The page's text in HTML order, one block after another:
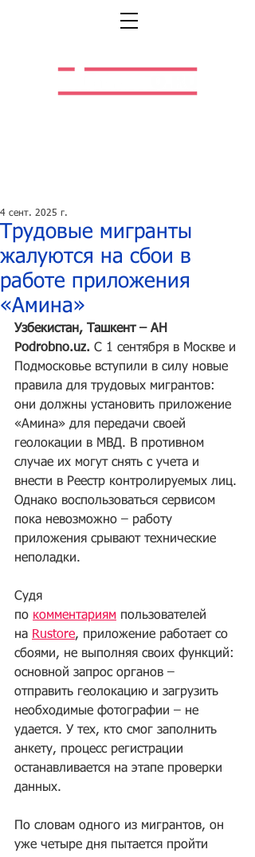
Трудовые мигранты
жалуются на сбои в
работе приложения
«Амина»
4 сент. 2025 г.
Узбекистан, Ташкент – АН
Podrobno.uz. С 1 сентября в Москве и
Подмосковье вступили в силу новые
правила для трудовых мигрантов:
они должны установить приложение
«Амина» для передачи своей
геолокации в МВД. В противном
случае их могут снять с учета и
внести в Реестр контролируемых лиц.
Однако воспользоваться сервисом
пока невозможно – работу
приложения срывают технические
неполадки.
Судя
по комментариям пользователей
на Rustore, приложение работает со
сбоями, не выполняя своих функций:
основной запрос органов –
отправить геолокацию и загрузить
необходимые фотографии – не
удается. У тех, кто смог заполнить
анкету, процесс регистрации
останавливается на этапе проверки
данных.
По словам одного из мигрантов, он
уже четыре дня пытается пройти